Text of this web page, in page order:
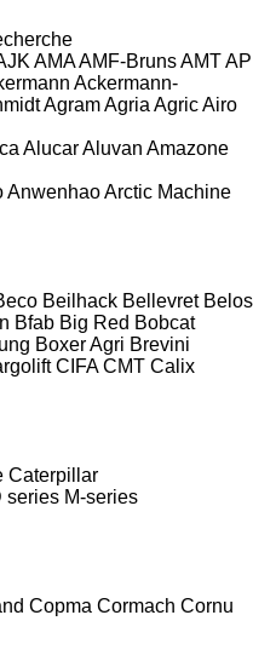
AMAAMF-BrunsAMTAP
Ackermann-
AgramAgria AgricAiro
AlucarAluvan Amazone
AnwenhaoArctic Machine
Beilhack Bellevret Belos
Bfab Big Red Bobcat
Boxer Agri Brevini
CIFA CMT Calix
Caterpillar
series M-series
Copma Cormach Cornu